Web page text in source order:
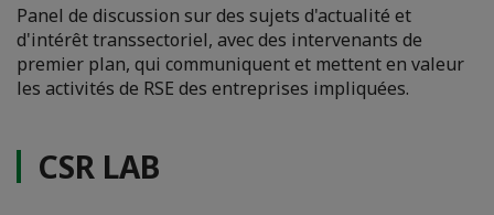
Panel de discussion sur des sujets d'actualité et
d'intérêt transsectoriel, avec des intervenants de
premier plan, qui communiquent et mettent en valeur
les activités de RSE des entreprises impliquées.
CSR LAB